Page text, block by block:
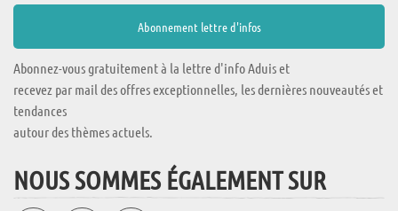
Abonnez-vous gratuitement à la lettre d'info Aduis et
recevez par mail des offres exceptionnelles, les dernières nouveautés et
tendances
autour des thèmes actuels.
NOUS SOMMES ÉGALEMENT SUR